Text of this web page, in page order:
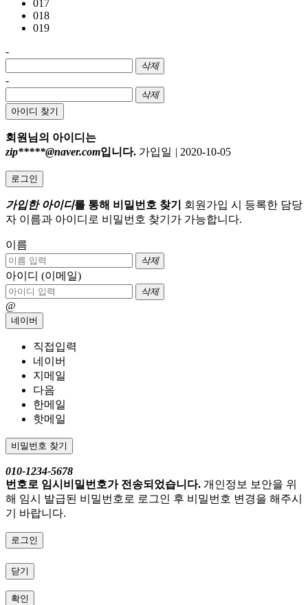
017
018
019
-
삭제
-
삭제
아이디 찾기
회원님의 아이디는
zip*****@naver.com입니다. 가입일 | 2020-10-05
로그인
가입한 아이디를 통해 비밀번호 찾기
회원가입 시 등록한 담당
자 이름과 아이디로 비밀번호 찾기가 가능합니다.
이름
삭제
아이디 (이메일)
삭제
@
네이버
직접입력
네이버
지메일
다음
한메일
핫메일
비밀번호 찾기
010-1234-5678
번호로 임시비밀번호가 전송되었습니다. 개인정보 보안을 위
해 임시 발급된 비밀번호로 로그인 후 비밀번호 변경을 해주시
기 바랍니다.
로그인
닫기
확인